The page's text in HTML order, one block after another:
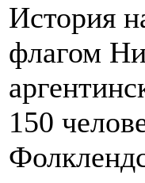
История
флагом
150